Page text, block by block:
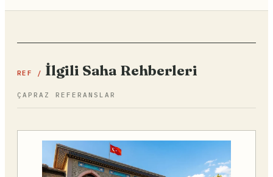
REF / İlgili Saha Rehberleri
ÇAPRAZ REFERANSLAR